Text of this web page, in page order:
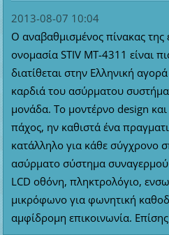
2013-08-07 10:04
Ο αναβαθμισμένος πίνακας της
ονομασία STIV MT-4311 είναι
διατίθεται στην Ελληνική
καρδιά του ασύρματου
μονάδα. Το μοντέρνο design
πάχος, ην καθιστά ένα
κατάλληλο για κάθε σύγχρονο
ασύρματο σύστημα
LCD οθόνη, πληκτρολόγιο,
μικρόφωνο για φωνητική
αμφίδρομη επικοινωνία.